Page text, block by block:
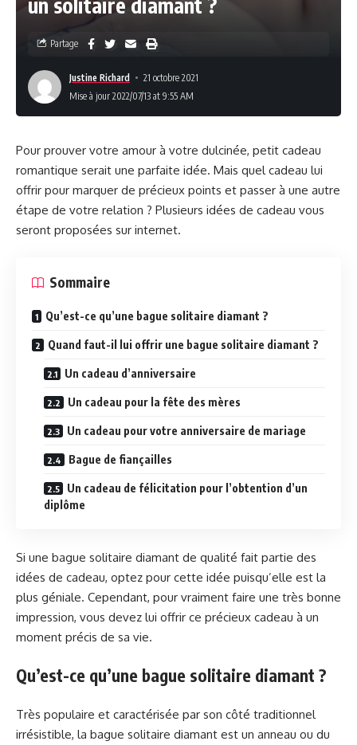
Justine Richard
21 octobre 2021
Mise à jour 2022/07/13 at 9:55 AM
Partage
Pour prouver votre amour à votre dulcinée, petit cadeau
romantique serait une parfaite idée. Mais quel cadeau lui
offrir pour marquer de précieux points et passer à une autre
étape de votre relation ? Plusieurs idées de cadeau vous
seront proposées sur internet.
Sommaire
Qu’est-ce qu’une bague solitaire diamant ?
Quand faut-il lui offrir une bague solitaire diamant ?
Un cadeau d’anniversaire
Un cadeau pour la fête des mères
Un cadeau pour votre anniversaire de mariage
Bague de fiançailles
Un cadeau de félicitation pour l’obtention d’un
diplôme
Si une bague solitaire diamant de qualité fait partie des
idées de cadeau, optez pour cette idée puisqu’elle est la
plus géniale. Cependant, pour vraiment faire une très bonne
impression, vous devez lui offrir ce précieux cadeau à un
moment précis de sa vie.
Qu’est-ce qu’une bague solitaire diamant ?
Très populaire et caractérisée par son côté traditionnel
irrésistible, la bague solitaire diamant est un anneau ou du